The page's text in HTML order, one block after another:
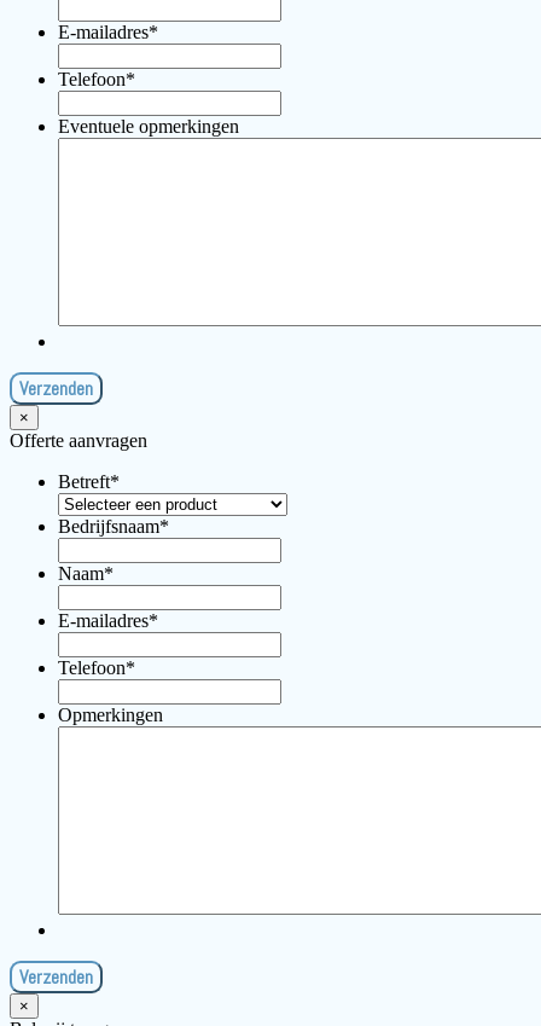
E-mailadres*
Telefoon*
Eventuele opmerkingen
×
Offerte aanvragen
Betreft*
Bedrijfsnaam*
Naam*
E-mailadres*
Telefoon*
Opmerkingen
×